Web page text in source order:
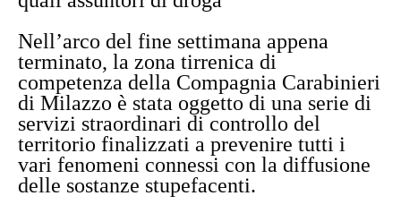
Nell’arco del fine settimana appena
terminato, la zona tirrenica di
competenza della Compagnia Carabinieri
di Milazzo è stata oggetto di una serie di
servizi straordinari di controllo del
territorio finalizzati a prevenire tutti i
vari fenomeni connessi con la diffusione
delle sostanze stupefacenti.